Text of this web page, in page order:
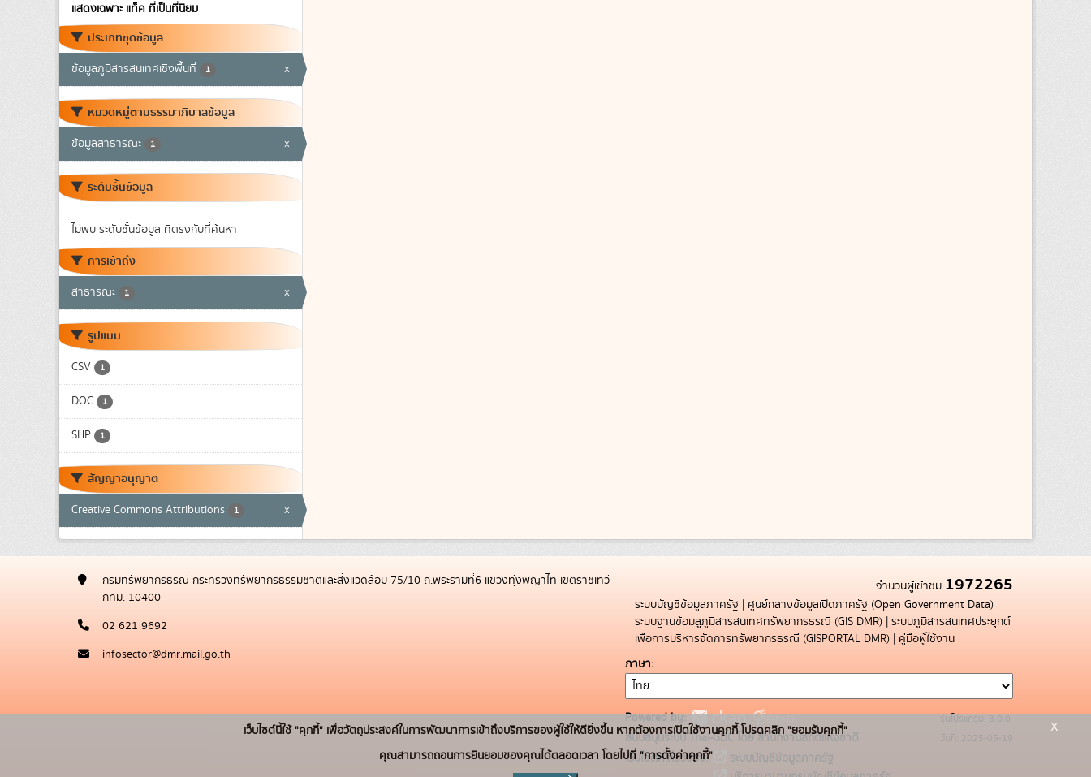
แสดงเฉพาะ แท็ค ที่เป็นที่นิยม
ประเภทชุดข้อมูล
ข้อมูลภูมิสารสนเทศเชิงพื้นที่ 1 x
หมวดหมู่ตามธรรมาภิบาลข้อมูล
ข้อมูลสาธารณะ 1 x
ระดับชั้นข้อมูล
ไม่พบ ระดับชั้นข้อมูล ที่ตรงกับที่ค้นหา
การเข้าถึง
สาธารณะ 1 x
รูปแบบ
CSV 1
DOC 1
SHP 1
สัญญาอนุญาต
Creative Commons Attributions 1 x
กรมทรัพยากรธรณี กระทรวงทรัพยากรธรรมชาติและสิ่งแวดล้อม 75/10 ถ.พระรามที่6 แขวงทุ่งพญาไท เขตราชเทวี
กทม. 10400
02 621 9692
infosector@dmr.mail.go.th
จำนวนผู้เข้าชม 1972265
ระบบบัญชีข้อมูลภาครัฐ | ศูนย์กลางข้อมูลเปิดภาครัฐ (Open Government Data)
ระบบฐานข้อมลูภูมิสารสนเทศทรัพยากรธรณี (GIS DMR) | ระบบภูมิสารสนเทศประยุกต์
เพื่อการบริหารจัดการทรัพยากรธรณี (GISPORTAL DMR) | คู่มือผู้ใช้งาน
ภาษา
Powered by:
สนับสนุนระบบ Thai-GDC โดย สำนักงานสถิติแห่งชาติ
เว็บไซต์ที่เกี่ยวข้อง:
ระบบบัญชีข้อมูลภาครัฐ
รุ่นโปรแกรม: 3.0.0
วันที่: 2025-05-19
เว็บไซต์นี้ใช้ "คุกกี้" เพื่อวัตถุประสงค์ในการพัฒนาการเข้าถึงบริการของผู้ใช้ให้ดียิ่งขึ้น หากต้องการเปิดใช้งานคุกกี้ โปรดคลิก "ยอมรับคุกกี้"
คุณสามารถถอนการยินยอมของคุณได้ตลอดเวลา โดยไปที่ "การตั้งค่าคุกกี้"
x